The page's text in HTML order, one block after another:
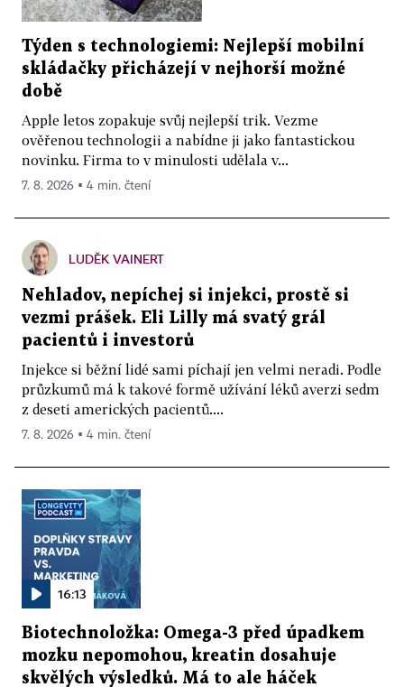
Týden s technologiemi: Nejlepší mobilní
skládačky přicházejí v nejhorší možné
době
Apple letos zopakuje svůj nejlepší trik. Vezme
ověřenou technologii a nabídne ji jako fantastickou
novinku. Firma to v minulosti udělala v...
7. 8. 2026 ▪ 4 min. čtení
LUDĚK VAINERT
Nehladov, nepíchej si injekci, prostě si
vezmi prášek. Eli Lilly má svatý grál
pacientů i investorů
Injekce si běžní lidé sami píchají jen velmi neradi. Podle
průzkumů má k takové formě užívání léků averzi sedm
z deseti amerických pacientů....
7. 8. 2026 ▪ 4 min. čtení
16:13
Biotechnoložka: Omega-3 před úpadkem
mozku nepomohou, kreatin dosahuje
skvělých výsledků. Má to ale háček